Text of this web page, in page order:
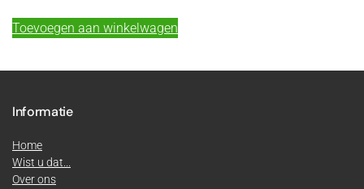
Toevoegen aan winkelwagen
Informatie
Home
Wist u dat...
Over ons